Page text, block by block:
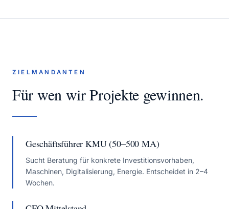
ZIELMANDANTEN
Für wen wir Projekte gewinnen.
Geschäftsführer KMU (50–500 MA)
Sucht Beratung für konkrete Investitionsvorhaben,
Maschinen, Digitalisierung, Energie. Entscheidet in 2–4
Wochen.